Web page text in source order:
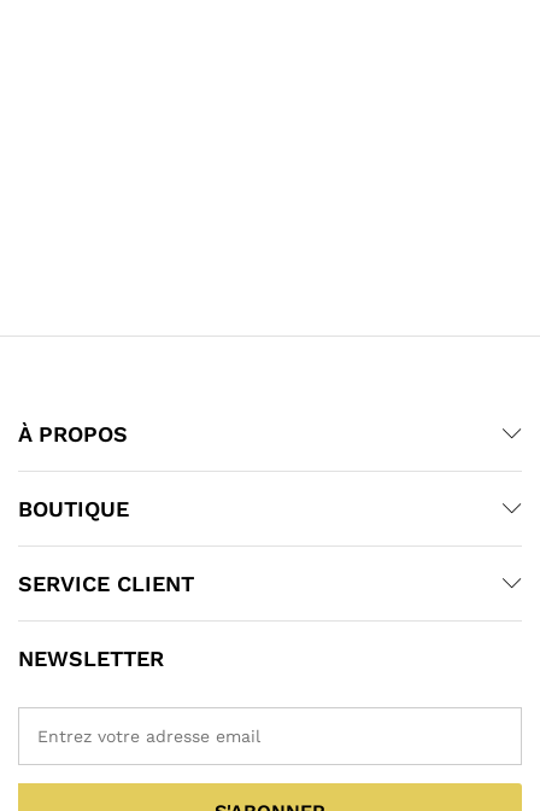
À PROPOS
BOUTIQUE
SERVICE CLIENT
NEWSLETTER